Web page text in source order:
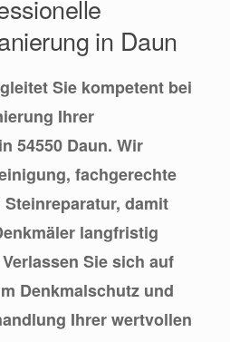
in Daun
Sie kompetent bei
Ihrer
54550 Daun. Wir
fachgerechte
damit
langfristig
Sie sich auf
Denkmalschutz und
Ihrer wertvollen